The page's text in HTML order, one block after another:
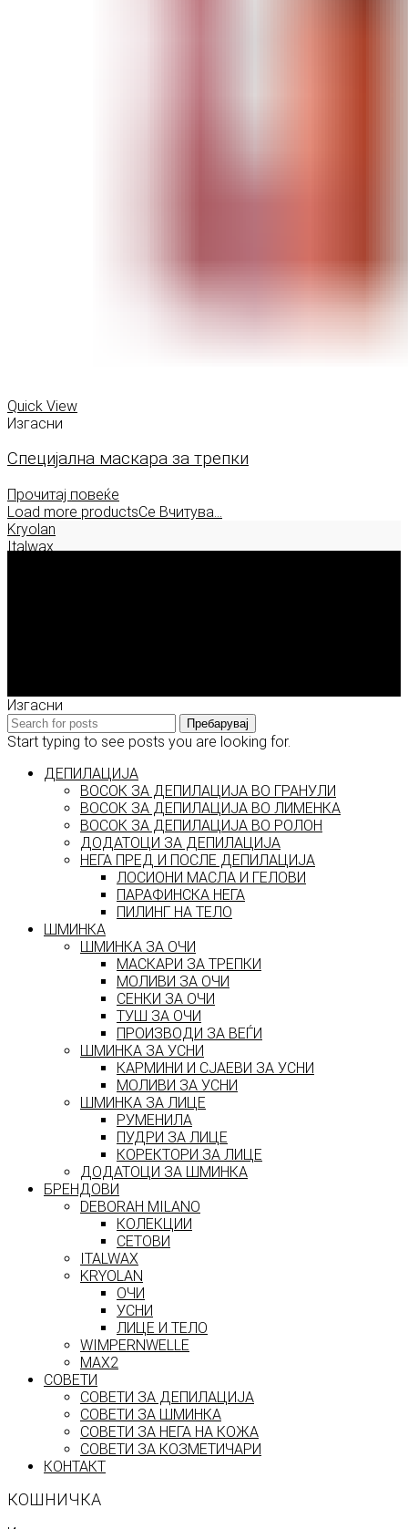
Quick View
Изгасни
Специјална маскара за трепки
Прочитај повеќе
Load more productsСе Вчитува...
Kryolan
Italwax
Изгасни
Пребарувај
Start typing to see posts you are looking for.
ДЕПИЛАЦИЈА
ВОСОК ЗА ДЕПИЛАЦИЈА ВО ГРАНУЛИ
ВОСОК ЗА ДЕПИЛАЦИЈА ВО ЛИМЕНКА
ВОСОК ЗА ДЕПИЛАЦИЈА ВО РОЛОН
ДОДАТОЦИ ЗА ДЕПИЛАЦИЈА
НЕГА ПРЕД И ПОСЛЕ ДЕПИЛАЦИЈА
ЛОСИОНИ МАСЛА И ГЕЛОВИ
ПАРАФИНСКА НЕГА
ПИЛИНГ НА ТЕЛО
ШМИНКА
ШМИНКА ЗА ОЧИ
МАСКАРИ ЗА ТРЕПКИ
МОЛИВИ ЗА ОЧИ
СЕНКИ ЗА ОЧИ
ТУШ ЗА ОЧИ
ПРОИЗВОДИ ЗА ВЕЃИ
ШМИНКА ЗА УСНИ
КАРМИНИ И СЈАЕВИ ЗА УСНИ
МОЛИВИ ЗА УСНИ
ШМИНКА ЗА ЛИЦЕ
РУМЕНИЛА
ПУДРИ ЗА ЛИЦЕ
КОРЕКТОРИ ЗА ЛИЦЕ
ДОДАТОЦИ ЗА ШМИНКА
БРЕНДОВИ
DEBORAH MILANO
КОЛЕКЦИИ
СЕТОВИ
ITALWAX
KRYOLAN
ОЧИ
УСНИ
ЛИЦЕ И ТЕЛО
WIMPERNWELLE
MAX2
СОВЕТИ
СОВЕТИ ЗА ДЕПИЛАЦИЈА
СОВЕТИ ЗА ШМИНКА
СОВЕТИ ЗА НЕГА НА КОЖА
СОВЕТИ ЗА КОЗМЕТИЧАРИ
КОНТАКТ
КОШНИЧКА